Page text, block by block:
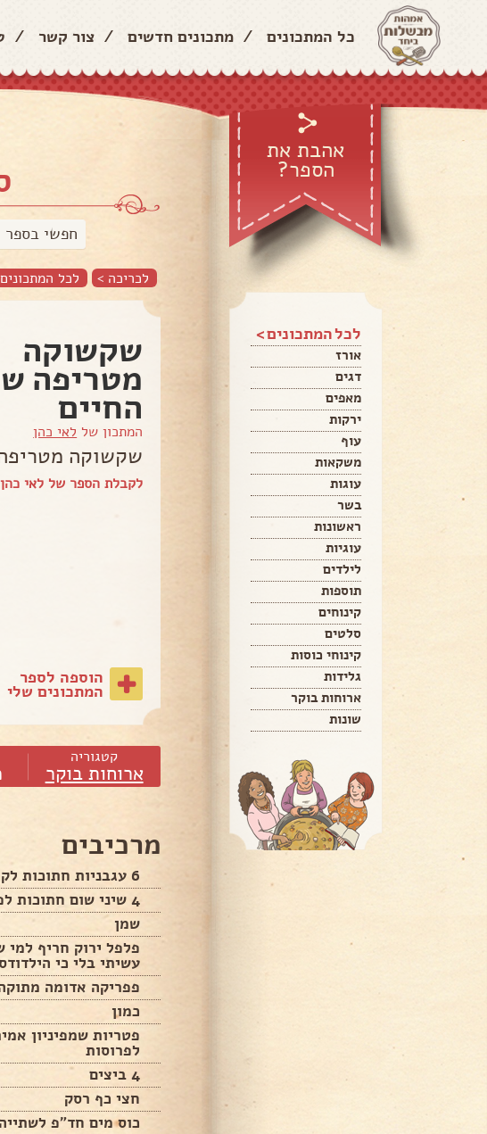
כל המתכונים / מתכונים חדשים / צור קשר /
אהבת את
הספר?
לכל המתכונים >
אורז
דגים
מאפים
ירקות
עוף
משקאות
עוגות
בשר
ראשונות
עוגיות
לילדים
תוספות
קינוחים
סלטים
קינוחי כוסות
גלידות
ארוחות בוקר
שונות
חפשי בספר
לכריכה > לכל
שקשוקה
מטריפה
החיים
המתכון של לאי כהן
שקשוקה
לקבלת הספר של לאי כהן
הוספה לספר
המתכונים שלי
קטגוריה
ארוחות בוקר
מרכיבים
6 עגבניות חתוכות לקוביות
4 שיני שום חתוכות לפרוסות
שמן
פלפל ירוק חריף למי
עשיתי בלי כי
פפריקה אדומה
כמון
פטריות שמפיניון
לפרוסות
4 ביצים
חצי כף רסק
כוס מים חד"פ